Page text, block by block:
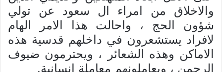
والاخلاق من امراء ال سعود عن تولي
شؤون الحج ، واحالت هذا الامر الهام
لافراد یستشعرون في داخلهم قدسیة هذه
الاماکن وهذه الشعائر ، ویحترمون ضیوف
الرحمن ، ویعاملونهم معاملة انسانیة.